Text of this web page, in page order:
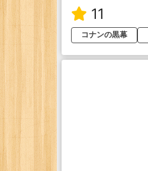
11
コナンの黒幕